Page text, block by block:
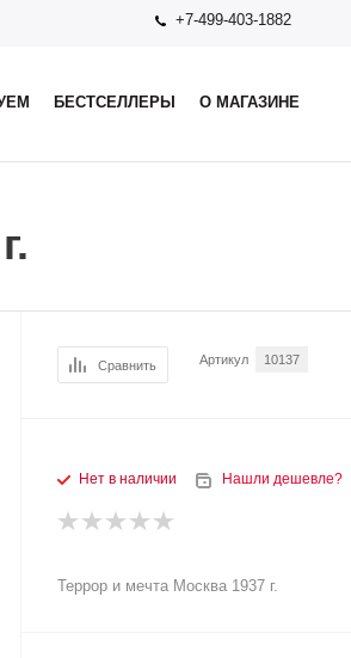
+7-499-403-1882
БЕСТСЕЛЛЕРЫ О МАГАЗИНЕ
Сравнить Артикул 10137
Нет в наличии Нашли дешевле?
Террор и мечта Москва 1937 г.